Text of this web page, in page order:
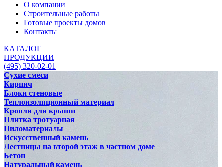
О компании
Строительные работы
Готовые проекты домов
Контакты
КАТАЛОГ
ПРОДУКЦИИ
(495) 320-02-01
Сухие смеси
Кирпич
Блоки стеновые
Теплоизоляционный материал
Кровля для крыши
Плитка тротуарная
Пиломатериалы
Искусственный камень
Лестницы на второй этаж в частном доме
Бетон
Натуральный камень